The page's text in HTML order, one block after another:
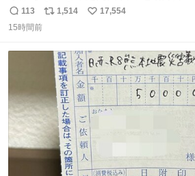
は、完全に見放されたんですが、 見事に85歳の父が治しま
した。 うちの父は、トヨタカローラのボディをオート生産
の配線をハンダで修理している横で、
返
信
113
リ
1,514
い
数
17,554
15時間前